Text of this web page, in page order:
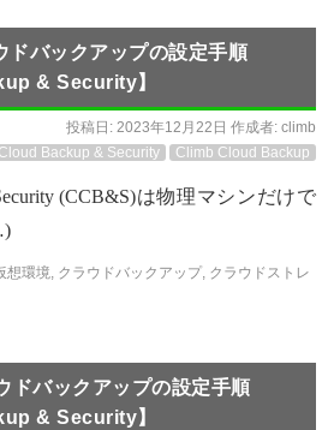
ドバックアップの設定手順
& Security】
投稿日: 2023年12月22日 作成者: climb
Backup & Security
Climb Cloud Backup
(CCB&S)は物理マシンだけで
想環境, クラウドバックアップ, クラウドストレ
ドバックアップの設定手順
& Security】